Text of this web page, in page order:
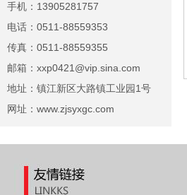
手机：13905281757
电话：0511-88559353
传真：0511-88559355
邮箱：xxp0421@vip.sina.com
地址：镇江新区大路镇工业园1号
网址：www.zjsyxgc.com